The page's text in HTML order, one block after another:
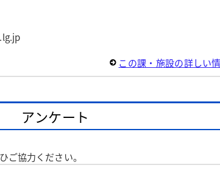
この課・施設の詳しい
アンケート
ご協力ください。